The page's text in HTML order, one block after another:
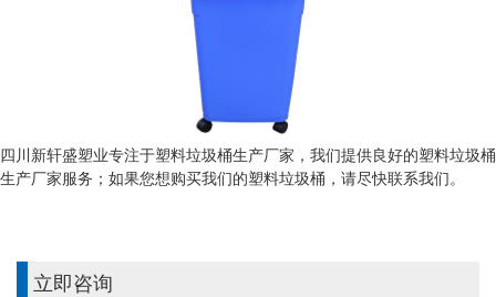
四川新轩盛塑业专注于塑料垃圾桶生产厂家，我们提供良好的塑料垃圾桶
生产厂家服务；如果您想购买我们的塑料垃圾桶，请尽快联系我们。
立即咨询